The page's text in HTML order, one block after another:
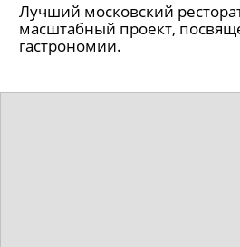
Лучший московский
масштабный проект,
гастрономии.